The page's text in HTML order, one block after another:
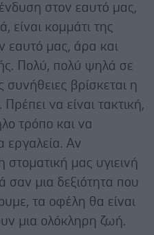
στον εαυτό μας,
είναι κομμάτι της
εαυτό μας, άρα και
Πολύ, πολύ ψηλά σε
συνήθειες βρίσκεται η
να είναι τακτική,
τρόπο και να
εργαλεία. Αν
μας υγιεινή
σαν μια δεξιότητα που
τα οφέλη θα είναι
μια ολόκληρη ζωή.